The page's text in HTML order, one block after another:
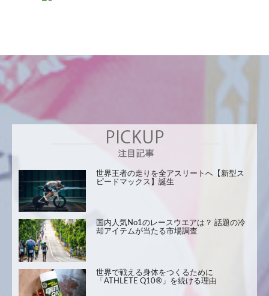
世界王者の走りを全アスリートへ【新型ス
ピードマックス】誕生
国内人気No1のレースウエアは？ 話題の冷
却アイテムが当たる市場調査
世界で戦える身体をつくるために
「ATHLETE Q10®」を続ける理由